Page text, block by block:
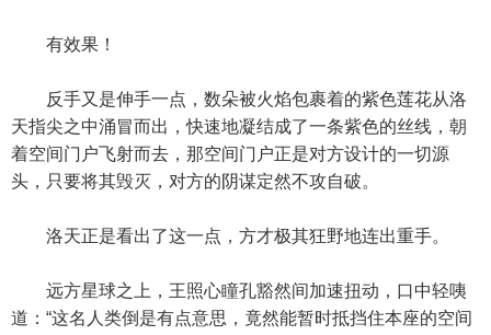
有效果！
反手又是伸手一点，数朵被火焰包裹着的紫色莲花从洛
天指尖之中涌冒而出，快速地凝结成了一条紫色的丝线，朝
着空间门户飞射而去，那空间门户正是对方设计的一切源
头，只要将其毁灭，对方的阴谋定然不攻自破。
洛天正是看出了这一点，方才极其狂野地连出重手。
远方星球之上，王照心瞳孔豁然间加速扭动，口中轻咦
道：“这名人类倒是有点意思，竟然能暂时抵挡住本座的空间